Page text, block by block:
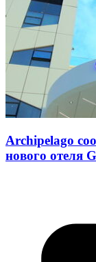
Archipelago
нового отеля